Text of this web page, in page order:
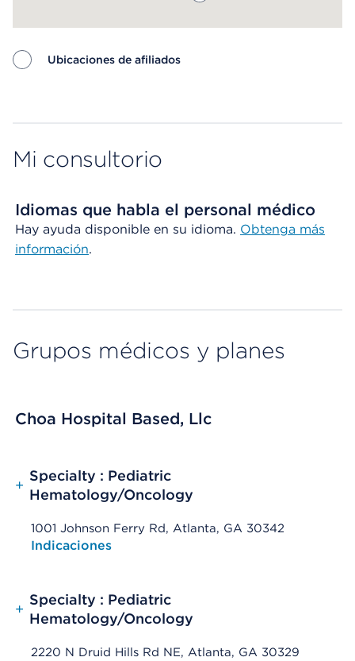
Ubicaciones de afiliados
Mi consultorio
Idiomas que habla el personal médico
Hay ayuda disponible en su idioma. Obtenga más
información.
Grupos médicos y planes
Choa Hospital Based, Llc
+
Specialty : Pediatric
Hematology/Oncology
1001 Johnson Ferry Rd, Atlanta, GA 30342
Opens native map application on mobile devices
Indicaciones
+
Specialty : Pediatric
Hematology/Oncology
2220 N Druid Hills Rd NE, Atlanta, GA 30329